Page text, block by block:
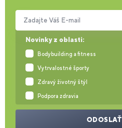
Novinky z oblasti:
Bodybuilding a fitness
Vytrvalostné športy
Zdravý životný štýl
Podpora zdravia
Zadajte Váš E-mail
ODOSLAŤ